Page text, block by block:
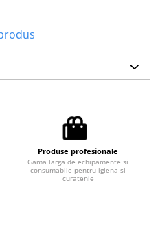
Produse profesionale
Gama larga de echipamente si
consumabile pentru igiena si
curatenie